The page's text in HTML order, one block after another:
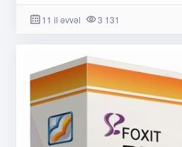
11 il əvvəl 3 131